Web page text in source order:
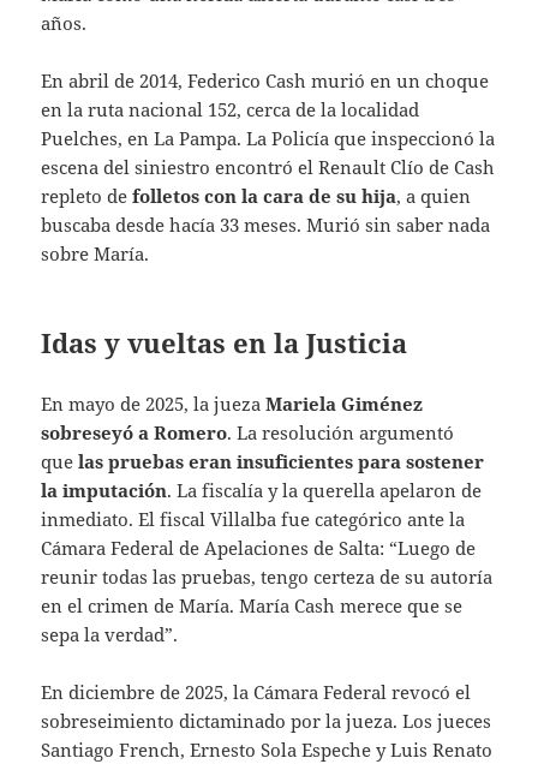
años.
En abril de 2014, Federico Cash murió en un choque
en la ruta nacional 152, cerca de la localidad
Puelches, en La Pampa. La Policía que inspeccionó la
escena del siniestro encontró el Renault Clío de Cash
repleto de folletos con la cara de su hija, a quien
buscaba desde hacía 33 meses. Murió sin saber nada
sobre María.
Idas y vueltas en la Justicia
En mayo de 2025, la jueza Mariela Giménez
sobreseyó a Romero. La resolución argumentó
que las pruebas eran insuficientes para sostener
la imputación. La fiscalía y la querella apelaron de
inmediato. El fiscal Villalba fue categórico ante la
Cámara Federal de Apelaciones de Salta: “Luego de
reunir todas las pruebas, tengo certeza de su autoría
en el crimen de María. María Cash merece que se
sepa la verdad”.
En diciembre de 2025, la Cámara Federal revocó el
sobreseimiento dictaminado por la jueza. Los jueces
Santiago French, Ernesto Sola Espeche y Luis Renato